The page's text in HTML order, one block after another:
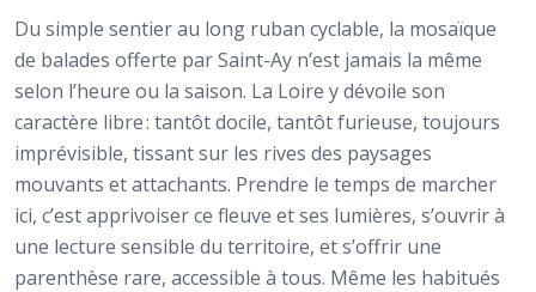
Du simple sentier au long ruban cyclable, la mosaïque
de balades offerte par Saint-Ay n’est jamais la même
selon l’heure ou la saison. La Loire y dévoile son
caractère libre : tantôt docile, tantôt furieuse, toujours
imprévisible, tissant sur les rives des paysages
mouvants et attachants. Prendre le temps de marcher
ici, c’est apprivoiser ce fleuve et ses lumières, s’ouvrir à
une lecture sensible du territoire, et s’offrir une
parenthèse rare, accessible à tous. Même les habitués